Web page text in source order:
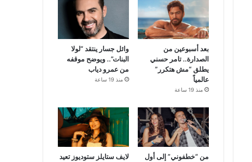
بعد أسبوعين من
الصدارة.. تامر حسني
يطلق “مش هتكرر”
عالمياً
منذ 19 ساعة
وائل جسار ينتقد “لولا
البنات”.. ويوضح موقفه
من عمرو دياب
منذ 19 ساعة
من “خطفوني” إلى أول
لايف ستايلز ستوديوز تعيد